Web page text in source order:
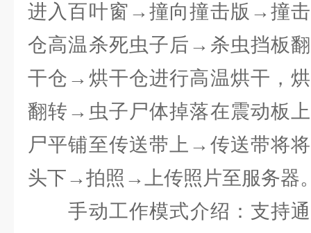
进入百叶窗→撞向撞击版→撞
仓高温杀死虫子后→杀虫挡板
干仓→烘干仓进行高温烘干，
翻转→虫子尸体掉落在震动板
尸平铺至传送带上→传送带将
头下→拍照→上传照片至服务器
手动工作模式介绍：支持通